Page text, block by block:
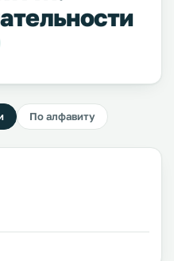
По алфавиту